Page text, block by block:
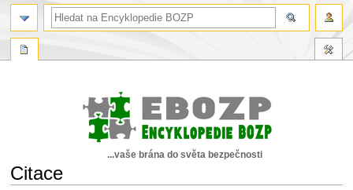
...vaše brána do světa bezpečnosti
Citace